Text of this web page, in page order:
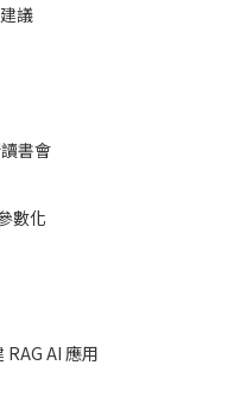
議
書會
數化
AI 應用